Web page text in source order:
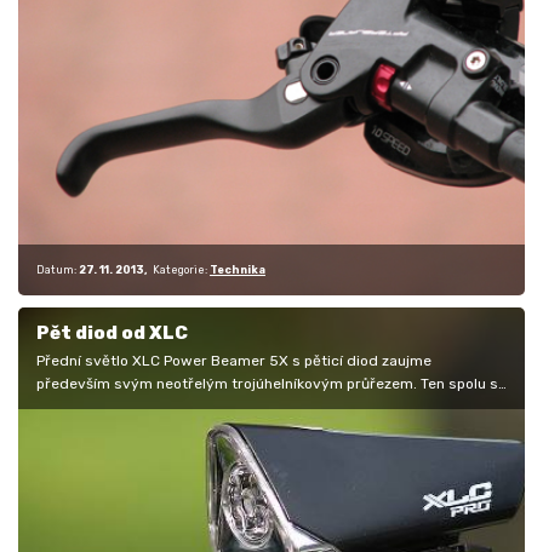
Datum: 27. 11. 2013 Kategorie: Technika
Pět diod od XLC
Přední světlo XLC Power Beamer 5X s pěticí diod zaujme
především svým neotřelým trojúhelníkovým průřezem. Ten spolu s
vyšším provedením…